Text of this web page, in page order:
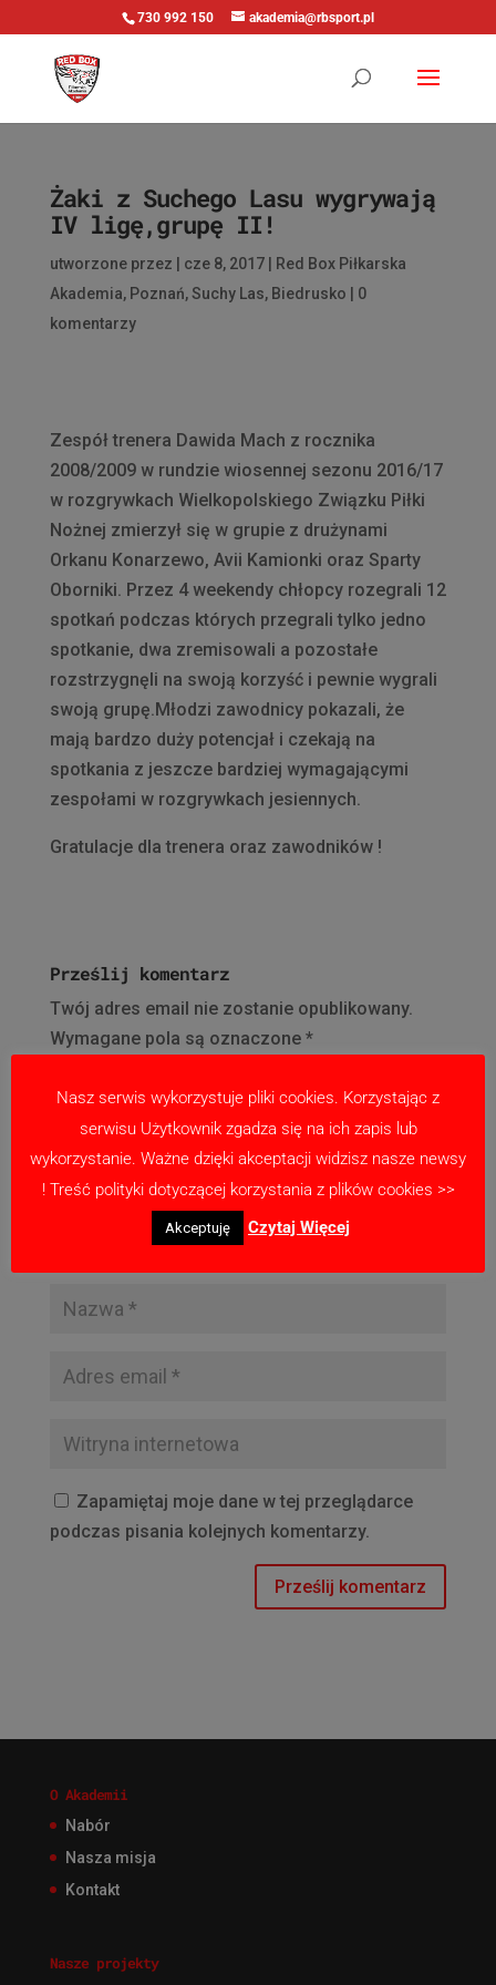
730 992 150 akademia@rbsport.pl
Żaki z Suchego Lasu wygrywają
IV ligę,grupę II!
utworzone przez cze 8, 2017|
Red Box Piłkarska
Akademia, Poznań,Suchy Las, Biedrusko
0
komentarzy
Zespół trenera Dawida Mach z rocznika
2008/2009 w rundzie wiosennej sezonu 2016/17
w rozgrywkach Wielkopolskiego Związku Piłki
Nożnej zmierzył się w grupie z drużynami
Orkanu Konarzewo, Avii Kamionki oraz Sparty
Oborniki. Przez 4 weekendy chłopcy rozegrali 12
spotkań podczas których przegrali tylko jedno
spotkanie, dwa zremisowali a pozostałe
rozstrzygnęli na swoją korzyść i pewnie wygrali
swoją grupę.Młodzi zawodnicy pokazali, że
mają bardzo duży potencjał i czekają na
spotkania z jeszcze bardziej wymagającymi
zespołami w rozgrywkach jesiennych.
Gratulacje dla trenera oraz zawodników !
Prześlij komentarz
Twój adres email nie zostanie opublikowany.
Wymagane pola są oznaczone *
Zapamiętaj moje dane w tej przeglądarce
podczas pisania kolejnych komentarzy.
O Akademii
Nabór
Nasza misja
Kontakt
Nasze projekty
Nasz serwis wykorzystuje pliki cookies. Korzystając z
serwisu Użytkownik zgadza się na ich zapis lub
wykorzystanie. Ważne dzięki akceptacji widzisz nasze newsy
! Treść polityki dotyczącej korzystania z plików cookies >>
Akceptuję Czytaj Więcej